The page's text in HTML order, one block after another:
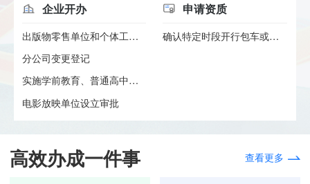
企业开办
出版物零售单位和个体工商户设...
分公司变更登记
实施学前教育、普通高中教育及...
电影放映单位设立审批
申请资质
确认特定时段开行包车或者加班...
高效办成一件事 查看更多